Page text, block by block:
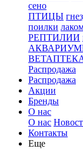
сено
ПТИЦЫ
поилки
РЕПТИЛИИ
Распродажа
Распродажа
Акции
Бренды
О нас
О нас
Контакты
Еще